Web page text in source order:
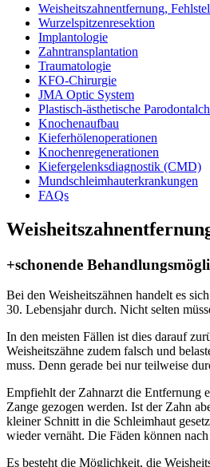
Weisheitszahn­entfernung,
Wurzelspitzen­resektion
Implantologie
Zahn­transplantation
Traumatologie
KFO-Chirurgie
JMA Optic System
Plastisch-ästhetische
Knochenaufbau
Kieferhölen­operationen
Knochen­regenerationen
Kiefergelenks­diagnostik (CMD)
Mundschleimhaut­erkrankungen
FAQs
+schonende
Bei den Weisheitszähnen handelt es
30. Lebensjahr durch. Nicht selten
In den meisten Fällen ist dies darauf
Weisheitszähne zudem falsch und
muss. Denn gerade bei nur teilweise
Empfiehlt der Zahnarzt die Entfernung
Zange gezogen werden. Ist der Zahn
kleiner Schnitt in die Schleimhaut
wieder vernäht. Die Fäden können
Es besteht die Möglichkeit, die